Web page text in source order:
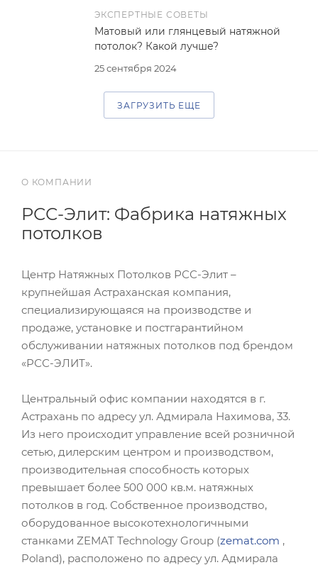
ЭКСПЕРТНЫЕ СОВЕТЫ
25 сентября 2024
Матовый или глянцевый натяжной
потолок? Какой лучше?
ЗАГРУЗИТЬ ЕЩЕ
О КОМПАНИИ
РСС-Элит: Фабрика натяжных
потолков
Центр Натяжных Потолков РСС-Элит –
крупнейшая Астраханская компания,
специализирующаяся на производстве и
продаже, установке и постгарантийном
обслуживании натяжных потолков под брендом
«РСС-ЭЛИТ».
Центральный офис компании находятся в г.
Астрахань по адресу ул. Адмирала Нахимова, 33.
Из него происходит управление всей розничной
сетью, дилерским центром и производством,
производительная способность которых
превышает более 500 000 кв.м. натяжных
потолков в год. Собственное производство,
оборудованное высокотехнологичными
станками ZEMAT Technology Group (zemat.com ,
Poland), расположено по адресу ул. Адмирала